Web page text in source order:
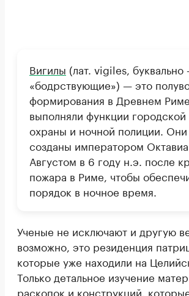
Вигилы (лат. vigiles,
«бодрствующие») — это
формирования в Древнем
выполняли функции
охраны и ночной полиции.
созданы императором
Августом в 6 году н.э. после
пожара в Риме, чтобы
порядок в ночное время.
Ученые не исключают и другую
возможно, это резиденция
которые уже находили на
Только детальное изучение
раскопок и конструкций,